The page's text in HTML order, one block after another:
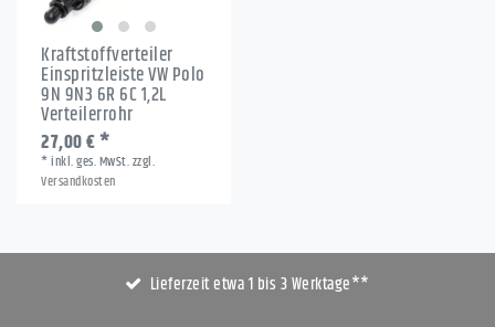
Kraftstoffverteiler
Einspritzleiste VW Polo
9N 9N3 6R 6C 1,2L
Verteilerrohr
27,00 € *
*inkl. ges. MwSt.zzgl.
Versandkosten
Lieferzeit etwa 1 bis 3 Werktage**